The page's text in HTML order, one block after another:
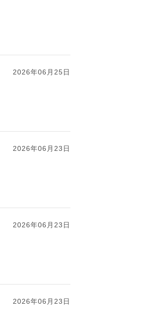
2026年06月25日
2026年06月23日
2026年06月23日
2026年06月23日